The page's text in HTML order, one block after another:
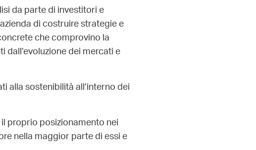
da parte di investitori e
di costruire strategie e
che comprovino la
dei mercati e
alla sostenibilità all’interno dei
proprio posizionamento nei
nella maggior parte di essi e